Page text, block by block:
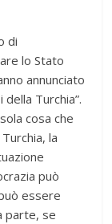
di
lo Stato
annunciato
Turchia”.
cosa che
la
può
essere
parte, se